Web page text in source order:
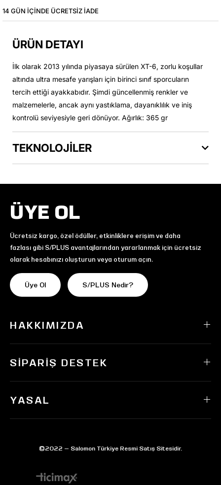
14 GÜN IÇINDE ÜCRETSIZ IADE
ÜRÜN DETAYI
İlk olarak 2013 yılında piyasaya sürülen XT-6, zorlu koşullar
altında ultra mesafe yarışları için birinci sınıf sporcuların
tercih ettiği ayakkabıdır. Şimdi güncellenmiş renkler ve
malzemelerle, ancak aynı yastıklama, dayanıklılık ve iniş
kontrolü seviyesiyle geri dönüyor. Ağırlık: 365 gr
TEKNOLOJİLER
ÜYE OL
Ücretsiz kargo, özel ödüller, etkinliklere erişim ve daha
fazlası gibi S/PLUS avantajlarından yararlanmak için ücretsiz
olarak hesabınızı oluşturun veya oturum açın.
Üye Ol S/PLUS Nedir?
HAKKIMIZDA
SIPARIŞ DESTEK
YASAL
©2022 — Salomon Türkiye Resmi Satış Sitesidir.